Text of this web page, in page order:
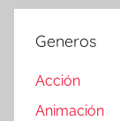
Generos
Acción
Animación